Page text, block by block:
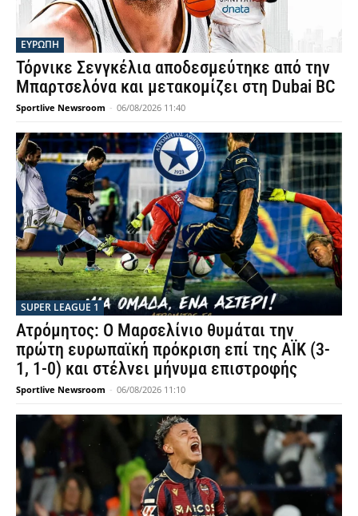
ΕΥΡΩΠΗ
Τόρνικε Σενγκέλια αποδεσμεύτηκε από την
Μπαρτσελόνα και μετακομίζει στη Dubai BC
Sportlive Newsroom - 06/08/2026 11:40
SUPER LEAGUE 1
Ατρόμητος: Ο Μαρσελίνιο θυμάται την
πρώτη ευρωπαϊκή πρόκριση επί της ΑΪΚ (3-
1, 1-0) και στέλνει μήνυμα επιστροφής
Sportlive Newsroom - 06/08/2026 11:10